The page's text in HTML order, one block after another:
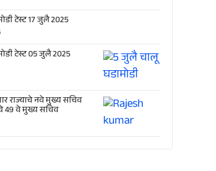
टेस्ट 17 जुलै 2025
टेस्ट 05 जुलै 2025
राज्याचे नवे मुख्य सचिव
49 वे मुख्य सचिव